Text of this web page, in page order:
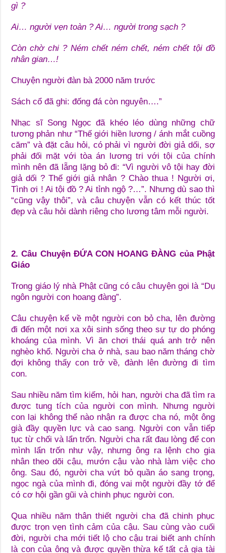
gì ?
Ai… người vẹn toàn ? Ai… người trong sạch ?
Còn chờ chi ? Ném chết ném chết, ném chết tội đồ
nhân gian…!
Chuyện người đàn bà 2000 năm trước
Sách cổ đã ghi: đống đá còn nguyên….”
Nhạc sĩ Song Ngọc đã khéo léo dùng những chữ
tương phản như “Thế giới hiền lương / ánh mắt cuồng
căm” và đặt câu hỏi, có phải vì người đời giả dối, sợ
phải đối mặt với tòa án lương tri với tội của chính
mình nên đã lẵng lặng bỏ đi: “Vì người vô tội hay đời
giả dối ? Thế giới giả nhân ? Chào thua ! Người ơi,
Tình ơi ! Ai tội đồ ? Ai tỉnh ngộ ?…”. Nhưng dù sao thì
“cũng vậy thôi”, và câu chuyện vẫn có kết thúc tốt
đẹp và câu hỏi dành riêng cho lương tâm mỗi người.
2. Câu Chuyện ĐỨA CON HOANG ĐÀNG của Phật
Giáo
Trong giáo lý nhà Phật cũng có câu chuyện gọi là “Dụ
ngôn người con hoang đàng”.
Câu chuyện kể về một người con bỏ cha, lên đường
đi đến một nơi xa xôi sinh sống theo sự tự do phóng
khoáng của mình. Vì ăn chơi thái quá anh trở nên
nghèo khổ. Người cha ở nhà, sau bao năm tháng chờ
đợi không thấy con trở về, đành lên đường đi tìm
con.
Sau nhiều năm tìm kiếm, hỏi han, người cha đã tìm ra
được tung tích của người con mình. Nhưng người
con lại không thể nào nhận ra được cha nó, một ông
già đầy quyền lực và cao sang. Người con vẫn tiếp
tục từ chối và lẩn trốn. Người cha rất đau lòng để con
mình lẩn trốn như vậy, nhưng ông ra lệnh cho gia
nhân theo dõi cậu, mướn cậu vào nhà làm việc cho
ông. Sau đó, người cha vứt bỏ quần áo sang trọng,
ngọc ngà của mình đi, đóng vai một người đầy tớ để
có cơ hội gần gũi và chinh phục người con.
Qua nhiều năm thân thiết người cha đã chinh phục
được trọn vẹn tình cảm của cậu. Sau cùng vào cuối
đời, người cha mới tiết lộ cho cậu trai biết anh chính
là con của ông và được quyền thừa kế tất cả gia tài